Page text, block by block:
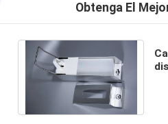
Obtenga El